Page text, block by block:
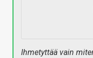
Ihmetyttää vain